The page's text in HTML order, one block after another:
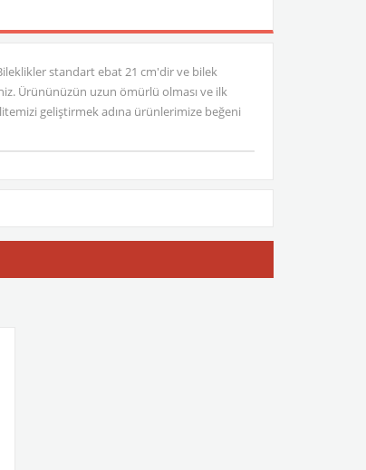
standart ebat 21 cm'dir ve bilek
Ürününüzün uzun ömürlü olması ve ilk
geliştirmek adına ürünlerimize beğeni